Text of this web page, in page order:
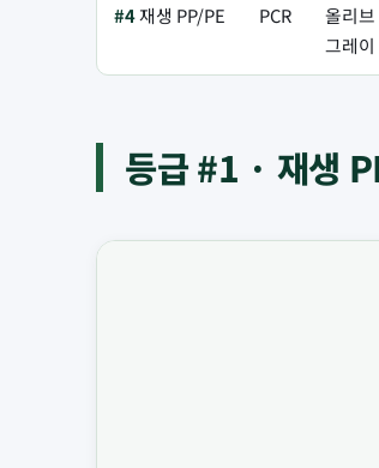
#4재생 PP/PE PCR
올리브
그레이
등급 #1 · 재생